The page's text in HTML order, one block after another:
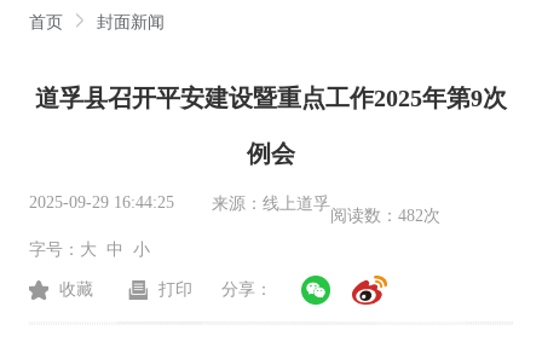
首页 封面新闻
道孚县召开平安建设暨重点工作2025年第9次
例会
2025-09-29 16:44:25 来源： 线上道孚
阅读数： 482次
字号： 大 中 小
收藏 打印 分享：